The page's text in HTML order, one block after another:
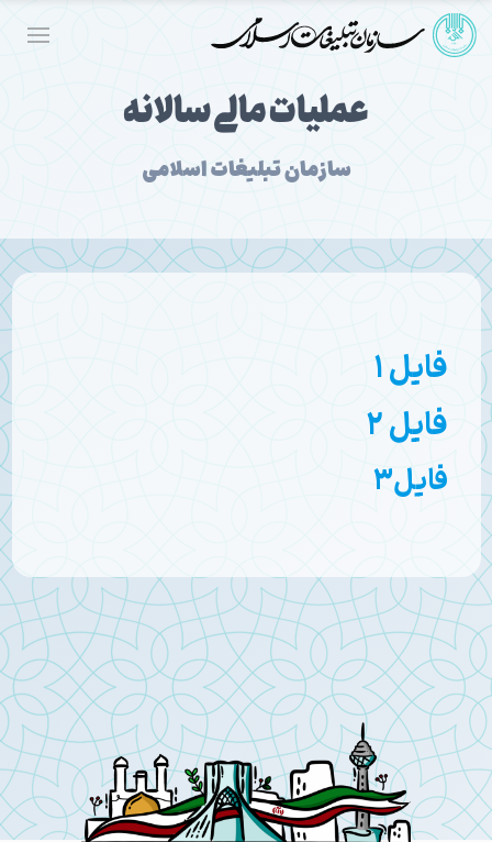
عملیات مالی سالانه
سازمان تبلیغات اسلامی
فایل ۱
فایل۲
فایل3